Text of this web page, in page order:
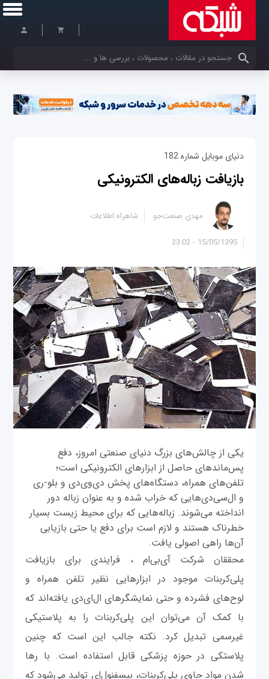
کلمات کلیدی خود را وارد کنید
دنیای موبایل شماره 182
بازیافت زباله‌های الکترونیکی
15/05/1395 - 23:02
مهدی صنعت‌جو شاهراه اطلاعات
یکی از چالش‌های بزرگ دنیای صنعتی امروز، دفع
پس‌ماندهای حاصل از ابزارهای الکترونیکی است؛
تلفن‌های همراه، دستگاه‌های پخش دی‌وی‌دی و بلو-ری
و ال‌سی‌دی‌هایی که خراب شده و به عنوان زباله دور
انداخته می‌شوند. زباله‌هایی که برای محیط زیست بسیار
خطرناک هستند و لازم است برای دفع یا حتی بازیابی
آن‌ها راهی اصولی یافت.
محققان شرکت آی‌بی‌ام ، فرایندی برای بازیافت
پلی‌کربنات موجود در ابزارهایی نظیر تلفن همراه و
لوح‌های فشرده و حتی نمایشگرهای ال‌ای‌دی یافته‌اند که
با کمک آن می‌توان این پلی‌کربنات را به پلاستیکی
غیرسمی تبدیل کرد. نکته جالب این است که چنین
پلاستکی در حوزه پزشکی قابل استفاده است. با رها
شدن مواد حاوی پلی‌کربنات، بیسفنول‌اِی تولید می‌شود که